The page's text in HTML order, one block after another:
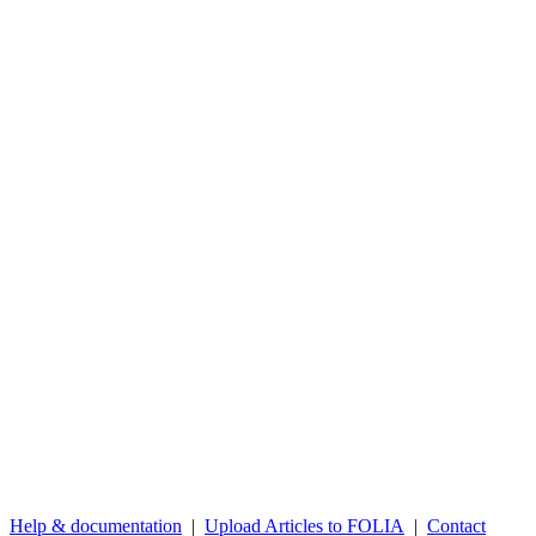
Help & documentation | Upload Articles to FOLIA | Contact